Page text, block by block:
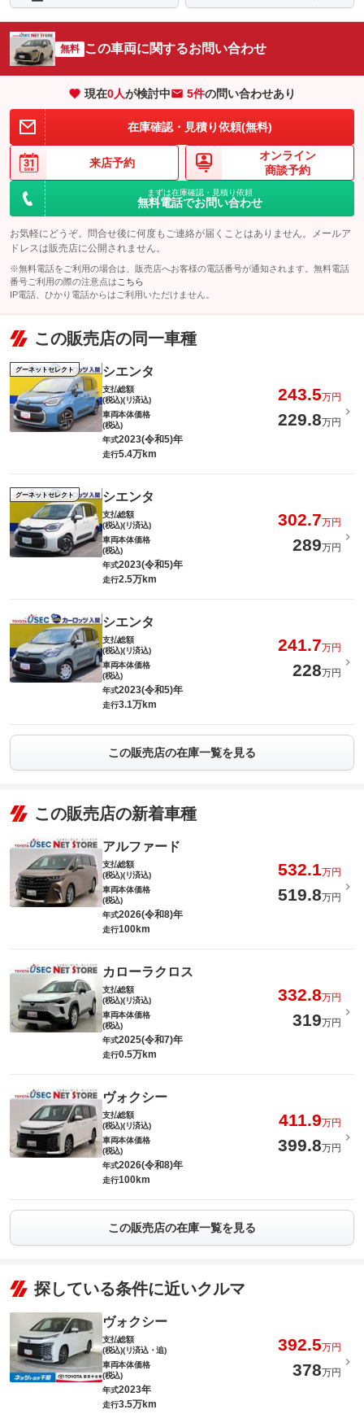
無料 この車両に関するお問い合わせ
現在0人が検討中 5件の問い合わせあり
在庫確認・見積り依頼(無料)
来店予約
オンライン
商談予約
まずは在庫確認・見積り依頼
無料電話でお問い合わせ
お気軽にどうぞ。問合せ後に何度もご連絡が届くことはありません。メールア
ドレスは販売店に公開されません。
※無料電話をご利用の場合は、販売店へお客様の電話番号が通知されます。無料電話
番号ご利用の際の注意点は こちら
IP電話、ひかり電話からはご利用いただけません。
この販売店の同一車種
グーネットセレクト シエンタ
支払総額
(税込)(リ済込)
243.5万円
車両本体価格
(税込)
229.8万円
年式2023(令和5)年
走行5.4万km
グーネットセレクト シエンタ
支払総額
(税込)(リ済込)
302.7万円
車両本体価格
(税込)
289万円
年式2023(令和5)年
走行2.5万km
シエンタ
支払総額
(税込)(リ済込)
241.7万円
車両本体価格
(税込)
228万円
年式2023(令和5)年
走行3.1万km
この販売店の在庫一覧を見る
この販売店の新着車種
アルファード
支払総額
(税込)(リ済込)
532.1万円
車両本体価格
(税込)
519.8万円
年式2026(令和8)年
走行100km
カローラクロス
支払総額
(税込)(リ済込)
332.8万円
車両本体価格
(税込)
319万円
年式2025(令和7)年
走行0.5万km
ヴォクシー
支払総額
(税込)(リ済込)
411.9万円
車両本体価格
(税込)
399.8万円
年式2026(令和8)年
走行100km
この販売店の在庫一覧を見る
探している条件に近いクルマ
ヴォクシー
支払総額
(税込)(リ済込・追)
392.5万円
車両本体価格
(税込)
378万円
年式2023年
走行3.5万km